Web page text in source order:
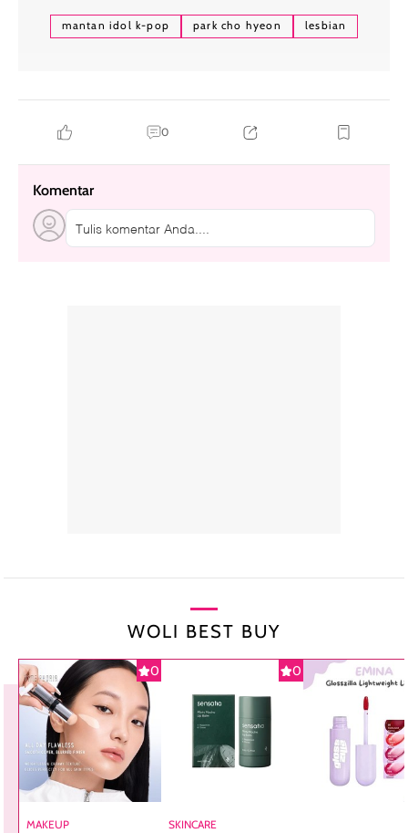
mantan idol k-pop park cho hyeon lesbian
0
Komentar
Tulis komentar Anda....
WOLI BEST BUY
0
MAKEUP
0
SKINCARE